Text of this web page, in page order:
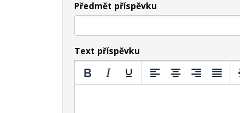
Předmět příspěvku
Text příspěvku